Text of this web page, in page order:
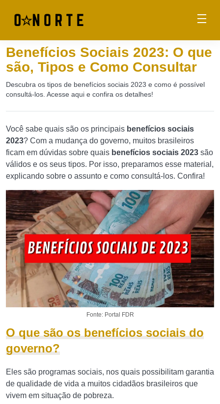
Benefícios Sociais 2023: O que
são, Tipos e Como Consultar
Descubra os tipos de benefícios sociais 2023 e como é possível
consultá-los. Acesse aqui e confira os detalhes!
Você sabe quais são os principais benefícios sociais
2023? Com a mudança do governo, muitos brasileiros
ficam em dúvidas sobre quais benefícios sociais 2023 são
válidos e os seus tipos. Por isso, preparamos esse material,
explicando sobre o assunto e como consultá-los. Confira!
Fonte: Portal FDR
O que são os benefícios sociais do
governo?
Eles são programas sociais, nos quais possibilitam garantia
de qualidade de vida a muitos cidadãos brasileiros que
vivem em situação de pobreza.